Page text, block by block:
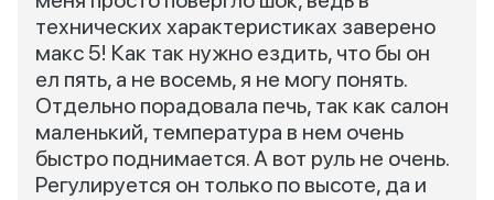
технических характеристиках заверено
макс 5! Как так нужно ездить, что бы он
ел пять, а не восемь, я не могу понять.
Отдельно порадовала печь, так как салон
маленький, температура в нем очень
быстро поднимается. А вот руль не очень.
Регулируется он только по высоте, да и